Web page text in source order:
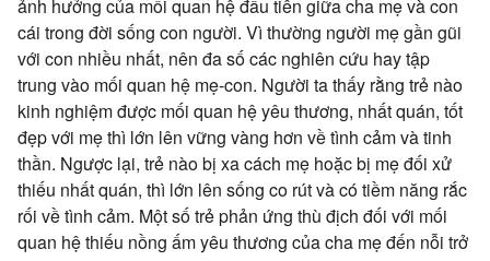
ảnh hưởng của mối quan hệ đầu tiên giữa cha mẹ và con
cái trong đời sống con người. Vì thường người mẹ gần gũi
với con nhiều nhất, nên đa số các nghiên cứu hay tập
trung vào mối quan hệ mẹ-con. Người ta thấy rằng trẻ nào
kinh nghiệm được mối quan hệ yêu thương, nhất quán, tốt
đẹp với mẹ thì lớn lên vững vàng hơn về tình cảm và tinh
thần. Ngược lại, trẻ nào bị xa cách mẹ hoặc bị mẹ đối xử
thiếu nhất quán, thì lớn lên sống co rút và có tiềm năng rắc
rối về tình cảm. Một số trẻ phản ứng thù địch đối với mối
quan hệ thiếu nồng ấm yêu thương của cha mẹ đến nỗi trở